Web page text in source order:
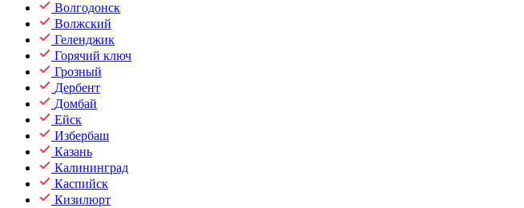
Волгодонск
Волжский
Геленджик
Горячий ключ
Грозный
Дербент
Домбай
Ейск
Избербаш
Казань
Калининград
Каспийск
Кизилюрт